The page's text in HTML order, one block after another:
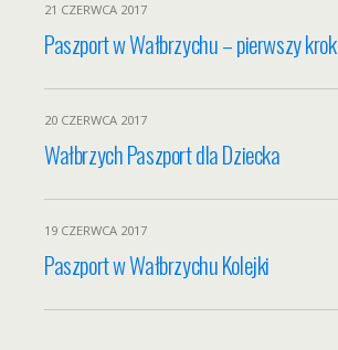
21 CZERWCA 2017
Paszport w Wałbrzychu – pierwszy krok
20 CZERWCA 2017
Wałbrzych Paszport dla Dziecka
19 CZERWCA 2017
Paszport w Wałbrzychu Kolejki